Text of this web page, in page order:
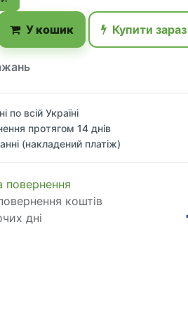
У кошик Купити зараз
по всій Україні
протягом 14 днів
(накладений платіж)
по​в​е​р​н​е​н​н​я
коштів
дні